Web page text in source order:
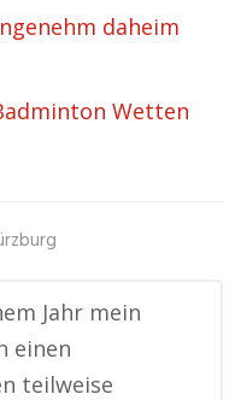
daheim
Wetten
Jahr mein
einen
teilweise